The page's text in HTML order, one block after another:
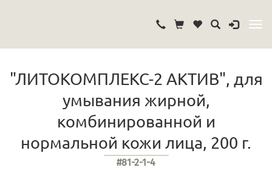
"ЛИТОКОМПЛЕКС-2 АКТИВ", для
умывания жирной,
комбинированной и
нормальной кожи лица, 200 г.
#81-2-1-4